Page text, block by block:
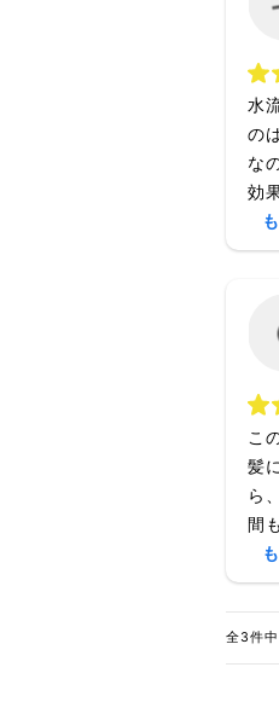
水
の
な
効
こ
髪
ら
間
全3件